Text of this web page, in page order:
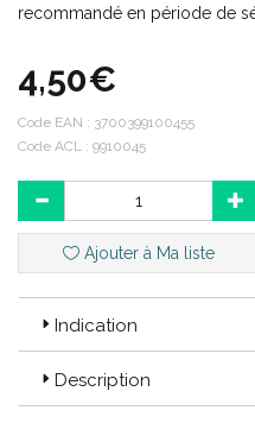
recommandé en période de
4,50€
Code EAN : 3700399100455
Code ACL : 9910045
Ajouter à Ma liste
Indication
Description